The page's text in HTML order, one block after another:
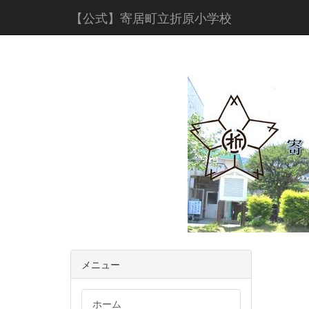
【公式】寄居町立折原小学校
メニュー
ホーム